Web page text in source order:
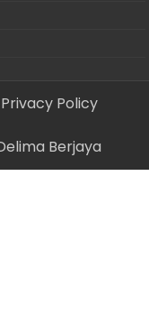
Policy
Berjaya